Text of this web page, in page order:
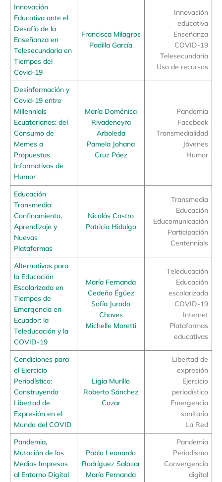
Innovación
Educativa ante el
Desafío de la
Enseñanza en
Telesecundaria en
Tiempos del
Covid-19
Francisca Milagros
Padilla García
Innovación
educativa
Enseñanza
COVID-19
Telesecundaria
Uso de recursos
Desinformación y
Covid-19 entre
Millennials
Ecuatorianos: del
Consumo de
Memes a
Propuestas
Informativas de
Humor
María Doménica
Rivadeneyra
Arboleda
Pamela Johana
Cruz Páez
Pandemia
Facebook
Transmedialidad
Jóvenes
Humor
Educación
Transmedia:
Confinamiento,
Aprendizaje y
Nuevas
Plataformas
Nicolás Castro
Patricia Hidalgo
Transmedia
Educación
Educomunicación
Participación
Centennials
Alternativas para
la Educación
Escolarizada en
Tiempos de
Emergencia en
Ecuador: la
Teleducación y la
COVID-19
María Fernanda
Cedeño Égüez
Sofía Jurado
Chaves
Michelle Moretti
Teleducación
Educación
escolarizada
COVID-19
Internet
Plataformas
educativas
Condiciones para
el Ejercicio
Periodístico:
Construyendo
Libertad de
Expresión en el
Mundo del COVID
Ligia Murillo
Roberto Sánchez
Cazar
Libertad de
expresión
Ejercicio
periodístico
Emergencia
sanitaria
La Red
Pandemia,
Mutación de los
Medios Impresos
al Entorno Digital
Pablo Leonardo
Rodríguez Salazar
María Fernanda
Pandemia
Periodismo
Convergencia
digital